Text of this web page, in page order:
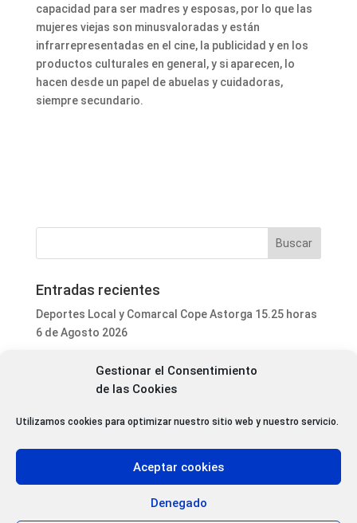
Gestionar el Consentimiento
de las Cookies
Utilizamos cookies para optimizar nuestro sitio web y nuestro servicio.
Aceptar cookies
Denegado
capacidad para ser madres y esposas, por lo que las
mujeres viejas son minusvaloradas y están
infrarrepresentadas en el cine, la publicidad y en los
productos culturales en general, y si aparecen, lo
hacen desde un papel de abuelas y cuidadoras,
siempre secundario.
Entradas recientes
Deportes Local y Comarcal Cope Astorga 15.25 horas
6 de Agosto 2026
Luis Fernández Terrón dona 1.020 euros a la
Patrimonio da luz verde a la rehabilitación de varias
cubiertas del Convento Premonstratense de Villoria
de Órbigo